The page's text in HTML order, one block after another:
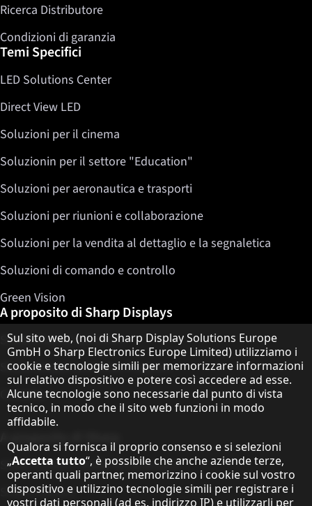
Ricerca Distributore
Condizioni di garanzia
Temi Specifici
LED Solutions Center
Direct View LED
Soluzioni per il cinema
Soluzionin per il settore "Education"
Soluzioni per aeronautica e trasporti
Soluzioni per riunioni e collaborazione
Soluzioni per la vendita al dettaglio e la segnaletica
Soluzioni di comando e controllo
Green Vision
A proposito di Sharp Displays
Sharp Display Solutions
Sharp Global Customer Program
Contatto
A proposito di Sharp
Sharp Europe (Sharp for Business)
Sharp Printers
Informativa sulla protezione dei dati
Sul sito web, (noi di Sharp Display Solutions Europe
GmbH o Sharp Electronics Europe Limited) utilizziamo i
cookie e tecnologie simili per memorizzare informazioni
sul relativo dispositivo e potere così accedere ad esse.
Alcune tecnologie sono necessarie dal punto di vista
tecnico, in modo che il sito web funzioni in modo
affidabile.
Qualora si fornisca il proprio consenso e si selezioni
„Accetta tutto“, è possibile che anche aziende terze,
operanti quali partner, memorizzino i cookie sul vostro
dispositivo e utilizzino tecnologie simili per registrare i
vostri dati personali (ad es. indirizzo IP) e utilizzarli per